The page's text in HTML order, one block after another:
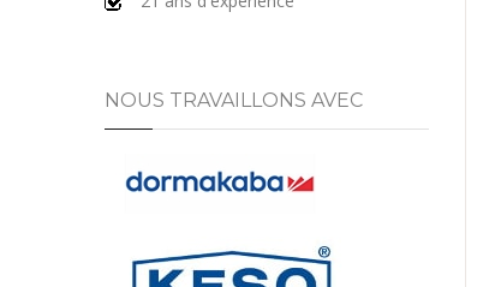
NOUS TRAVAILLONS AVEC